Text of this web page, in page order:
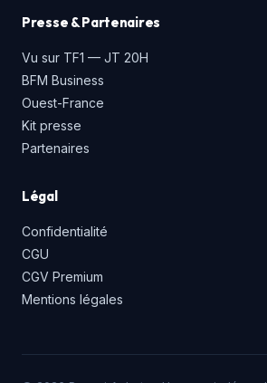
Presse & Partenaires
Vu sur TF1 — JT 20H
BFM Business
Ouest-France
Kit presse
Partenaires
Légal
Confidentialité
CGU
CGV Premium
Mentions légales